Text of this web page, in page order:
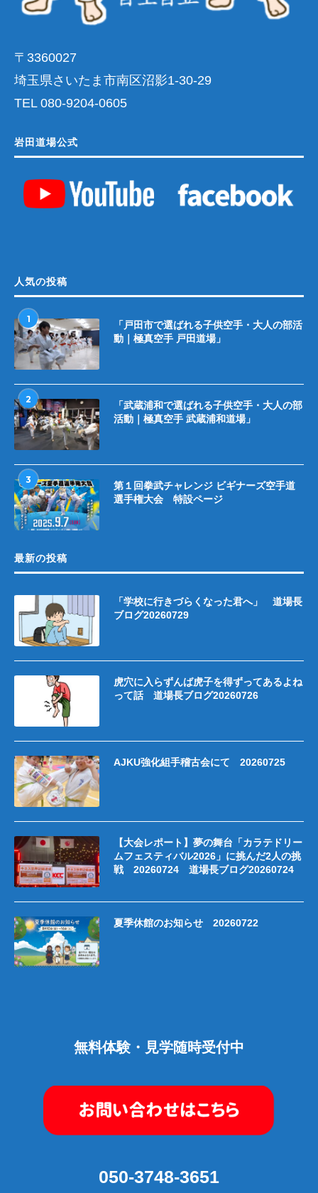
〒3360027
埼玉県さいたま市南区沼影1-30-29
TEL 080-9204-0605
岩田道場公式
人気の投稿
1
「戸田市で選ばれる子供空手・大人の部活
動｜極真空手 戸田道場」
2
「武蔵浦和で選ばれる子供空手・大人の部
活動｜極真空手 武蔵浦和道場」
3
第１回拳武チャレンジ ビギナーズ空手道
選手権大会 特設ページ
最新の投稿
「学校に行きづらくなった君へ」 道場長
ブログ20260729
虎穴に入らずんば虎子を得ずってあるよね
って話 道場長ブログ20260726
AJKU強化組手稽古会にて 20260725
【大会レポート】夢の舞台「カラテドリー
ムフェスティバル2026」に挑んだ2人の挑
戦 20260724 道場長ブログ20260724
夏季休館のお知らせ 20260722
無料体験・見学随時受付中
050-3748-3651